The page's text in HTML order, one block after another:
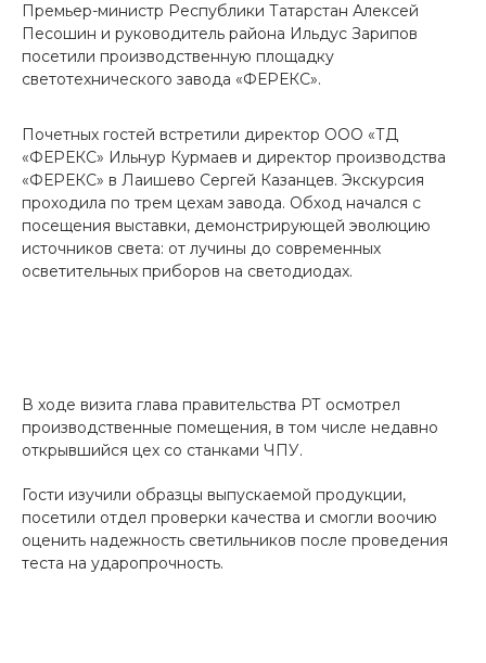
Премьер-министр Республики Татарстан Алексей
Песошин и руководитель района Ильдус Зарипов
посетили производственную площадку
светотехнического завода «ФЕРЕКС».
Почетных гостей встретили директор ООО «ТД
«ФЕРЕКС» Ильнур Курмаев и директор производства
«ФЕРЕКС» в Лаишево Сергей Казанцев. Экскурсия
проходила по трем цехам завода. Обход начался с
посещения выставки, демонстрирующей эволюцию
источников света: от лучины до современных
осветительных приборов на светодиодах.
В ходе визита глава правительства РТ осмотрел
производственные помещения, в том числе недавно
открывшийся цех со станками ЧПУ.
Гости изучили образцы выпускаемой продукции,
посетили отдел проверки качества и смогли воочию
оценить надежность светильников после проведения
теста на ударопрочность.